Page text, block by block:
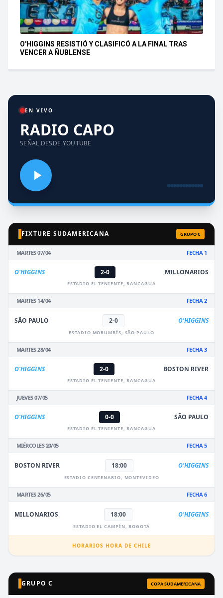
O'HIGGINS RESISTIÓ Y CLASIFICÓ A LA FINAL TRAS
VENCER A ÑUBLENSE
EN VIVO
RADIO CAPO
SEÑAL DESDE YOUTUBE
FIXTURE SUDAMERICANA GRUPO C
MARTES 07/04 FECHA 1
O'HIGGINS 2-0 MILLONARIOS
ESTADIO EL TENIENTE, RANCAGUA
MARTES 14/04 FECHA 2
SÃO PAULO 2-0 O'HIGGINS
ESTADIO MORUMBÍS, SÃO PAULO
MARTES 28/04 FECHA 3
O'HIGGINS 2-0 BOSTON RIVER
ESTADIO EL TENIENTE, RANCAGUA
JUEVES 07/05 FECHA 4
O'HIGGINS 0-0 SÃO PAULO
ESTADIO EL TENIENTE, RANCAGUA
MIÉRCOLES 20/05 FECHA 5
BOSTON RIVER 18:00 O'HIGGINS
ESTADIO CENTENARIO, MONTEVIDEO
MARTES 26/05 FECHA 6
MILLONARIOS 18:00 O'HIGGINS
ESTADIO EL CAMPÍN, BOGOTÁ
HORARIOS HORA DE CHILE
GRUPO C COPA SUDAMERICANA